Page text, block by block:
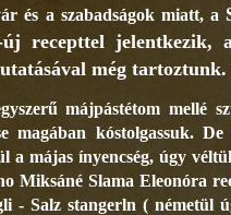
és a szabadságok miatt, a
új recepttel jelentkezik,
még
májpástétom mellé
magában kóstolgassuk.
a májas ínyencség, úgy
Miksáné Slama Eleonóra
- Salz stangerln ( németül